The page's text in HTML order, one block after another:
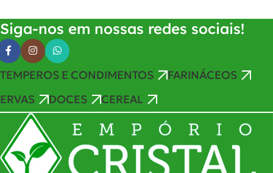
Siga-nos em nossas redes sociais!
TEMPEROS E CONDIMENTOS
FARINÁCEOS
ERVAS
DOCES CEREAL